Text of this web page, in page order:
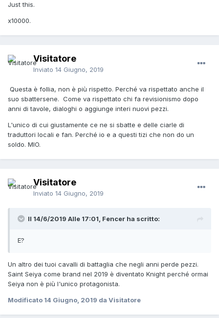
Just this.
x10000.
Visitatore
Inviato 14 Giugno, 2019
Questa è follia, non è più rispetto. Perché va rispettato anche il
suo sbattersene. Come va rispettato chi fa revisionismo dopo
anni di tavole, dialoghi o aggiunge interi nuovi pezzi.
L'unico di cui giustamente ce ne si sbatte e delle ciarle di
traduttori locali e fan. Perché io e a questi tizi che non do un
soldo. MIO.
Visitatore
Inviato 14 Giugno, 2019
Il 14/6/2019 Alle 17:01, Fencer ha scritto:
E?
Un altro dei tuoi cavalli di battaglia che negli anni perde pezzi.
Saint Seiya come brand nel 2019 è diventato Knight perché ormai
Seiya non è più l'unico protagonista.
Modificato 14 Giugno, 2019 da Visitatore